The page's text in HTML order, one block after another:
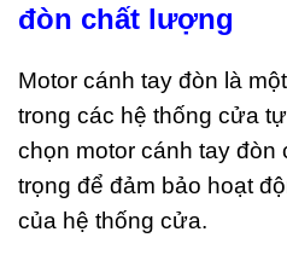
đòn chất lượng
Motor cánh tay đòn là
trong các hệ thống cửa
chọn motor cánh tay đòn
trọng để đảm bảo hoạt
của hệ thống cửa.